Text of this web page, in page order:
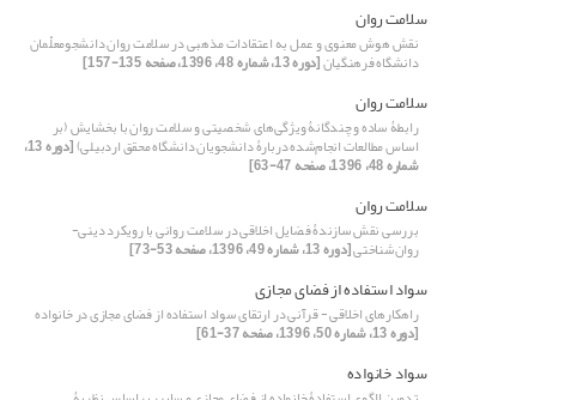
سلامت روان
نقش هوش معنوی و عمل به اعتقادات مذهبی در سلامت روان دانشجومعلّمان
دانشگاه فرهنگیان[دوره 13، شماره 48، 1396، صفحه 135-157]
سلامت روان
رابطۀ‌ ساده و چندگانۀ‌ ویژگی‌های شخصیتی و سلامت روان با بخشایش (بر
اساس مطالعات انجام‌شده دربارۀ‌ دانشجویان دانشگاه محقق اردبیلی) [دوره 13،
شماره 48، 1396، صفحه 47-63]
سلامت روان
بررسی نقش سازندۀ فضایل اخلاقی در سلامت روانی با رویکرد دینی-
روان‌شناختی[دوره 13، شماره 49، 1396، صفحه 53-73]
سواد استفاده از فضای مجازی
راهکارهای اخلاقی - قرآنی در ارتقای سواد استفاده از فضای مجازی در خانواده
[دوره 13، شماره 50، 1396، صفحه 37-61]
سواد خانواده